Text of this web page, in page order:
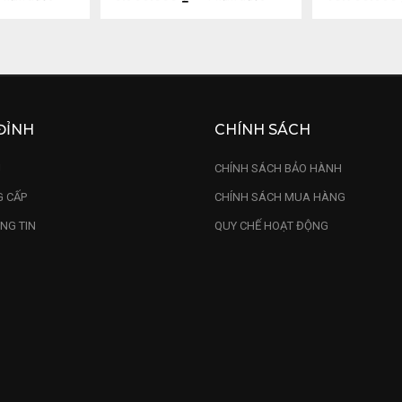
CẤP
TIN
CHÍNH SÁCH
CHÍNH SÁCH BẢO HÀNH
CHÍNH SÁCH MUA HÀNG
QUY CHẾ HOẠT ĐỘNG